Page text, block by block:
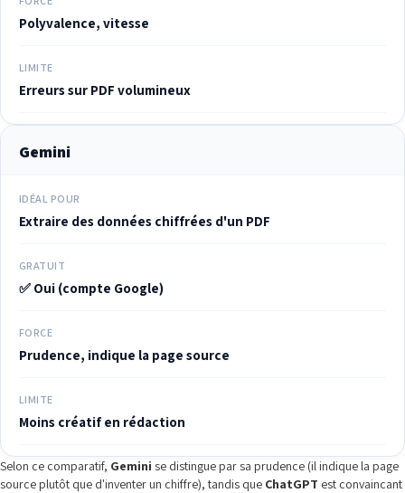
Polyvalence, vitesse
LIMITE
Erreurs sur PDF volumineux
Gemini
IDÉAL POUR
Extraire des données chiffrées d'un PDF
GRATUIT
✅ Oui (compte Google)
FORCE
Prudence, indique la page source
LIMITE
Moins créatif en rédaction
Selon ce comparatif, Gemini se distingue par sa prudence (il indique la page
source plutôt que d'inventer un chiffre), tandis que ChatGPT est convaincant